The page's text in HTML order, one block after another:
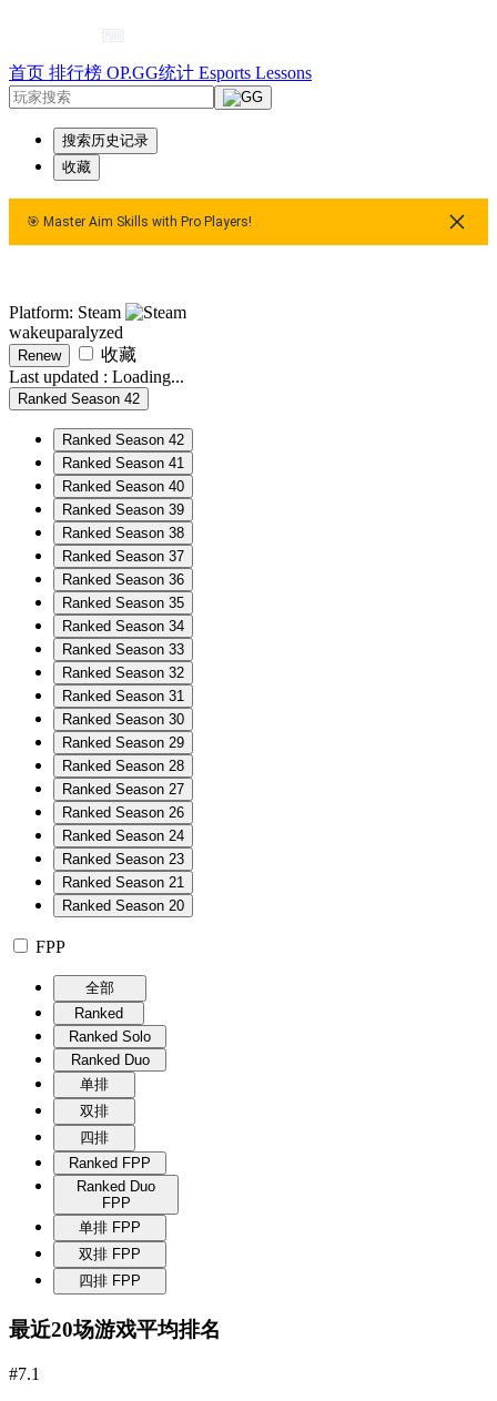
首页 排行榜 OP.GG统计 Esports Lessons
搜索历史记录
收藏
🎯 Master Aim Skills with Pro Players!
Platform: Steam
wakeuparalyzed
Renew
收藏
Last updated : Loading...
Ranked Season 42
Ranked Season 42
Ranked Season 41
Ranked Season 40
Ranked Season 39
Ranked Season 38
Ranked Season 37
Ranked Season 36
Ranked Season 35
Ranked Season 34
Ranked Season 33
Ranked Season 32
Ranked Season 31
Ranked Season 30
Ranked Season 29
Ranked Season 28
Ranked Season 27
Ranked Season 26
Ranked Season 24
Ranked Season 23
Ranked Season 21
Ranked Season 20
FPP
全部
Ranked
Ranked Solo
Ranked Duo
单排
双排
四排
Ranked FPP
Ranked Duo
FPP
单排 FPP
双排 FPP
四排 FPP
最近20场游戏平均排名
#7.1